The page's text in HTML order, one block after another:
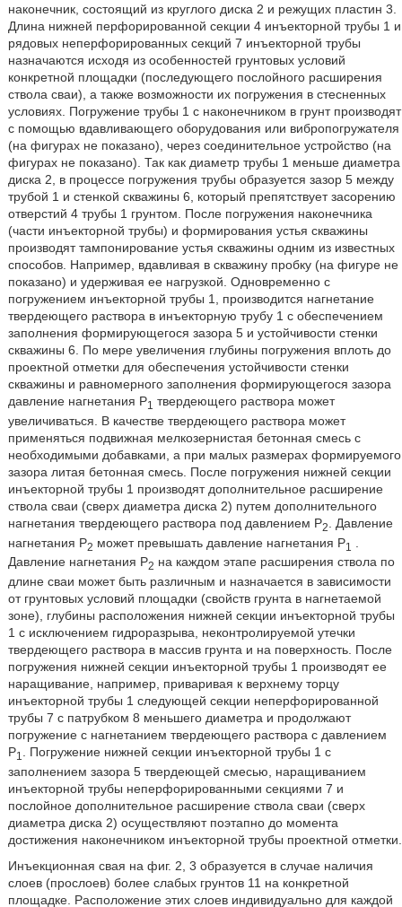
наконечник, состоящий из круглого диска 2 и режущих пластин 3.
Длина нижней перфорированной секции 4 инъекторной трубы 1 и
рядовых неперфорированных секций 7 инъекторной трубы
назначаются исходя из особенностей грунтовых условий
конкретной площадки (последующего послойного расширения
ствола сваи), а также возможности их погружения в стесненных
условиях. Погружение трубы 1 с наконечником в грунт производят
с помощью вдавливающего оборудования или вибропогружателя
(на фигурах не показано), через соединительное устройство (на
фигурах не показано). Так как диаметр трубы 1 меньше диаметра
диска 2, в процессе погружения трубы образуется зазор 5 между
трубой 1 и стенкой скважины 6, который препятствует засорению
отверстий 4 трубы 1 грунтом. После погружения наконечника
(части инъекторной трубы) и формирования устья скважины
производят тампонирование устья скважины одним из известных
способов. Например, вдавливая в скважину пробку (на фигуре не
показано) и удерживая ее нагрузкой. Одновременно с
погружением инъекторной трубы 1, производится нагнетание
твердеющего раствора в инъекторную трубу 1 с обеспечением
заполнения формирующегося зазора 5 и устойчивости стенки
скважины 6. По мере увеличения глубины погружения вплоть до
проектной отметки для обеспечения устойчивости стенки
скважины и равномерного заполнения формирующегося зазора
давление нагнетания P1 твердеющего раствора может
увеличиваться. В качестве твердеющего раствора может
применяться подвижная мелкозернистая бетонная смесь с
необходимыми добавками, а при малых размерах формируемого
зазора литая бетонная смесь. После погружения нижней секции
инъекторной трубы 1 производят дополнительное расширение
ствола сваи (сверх диаметра диска 2) путем дополнительного
нагнетания твердеющего раствора под давлением P2
. Давление
нагнетания P2 может превышать давление нагнетания P1
Давление нагнетания P2 на каждом этапе расширения ствола по
длине сваи может быть различным и назначается в зависимости
от грунтовых условий площадки (свойств грунта в нагнетаемой
зоне), глубины расположения нижней секции инъекторной трубы
1 с исключением гидроразрыва, неконтролируемой утечки
твердеющего раствора в массив грунта и на поверхность. После
погружения нижней секции инъекторной трубы 1 производят ее
наращивание, например, приваривая к верхнему торцу
инъекторной трубы 1 следующей секции неперфорированной
трубы 7 с патрубком 8 меньшего диаметра и продолжают
погружение с нагнетанием твердеющего раствора с давлением
P1
. Погружение нижней секции инъекторной трубы 1 с
заполнением зазора 5 твердеющей смесью, наращиванием
инъекторной трубы неперфорированными секциями 7 и
послойное дополнительное расширение ствола сваи (сверх
диаметра диска 2) осуществляют поэтапно до момента
достижения наконечником инъекторной трубы проектной отметки.
Инъекционная свая на фиг. 2, 3 образуется в случае наличия
слоев (прослоев) более слабых грунтов 11 на конкретной
площадке. Расположение этих слоев индивидуально для каждой